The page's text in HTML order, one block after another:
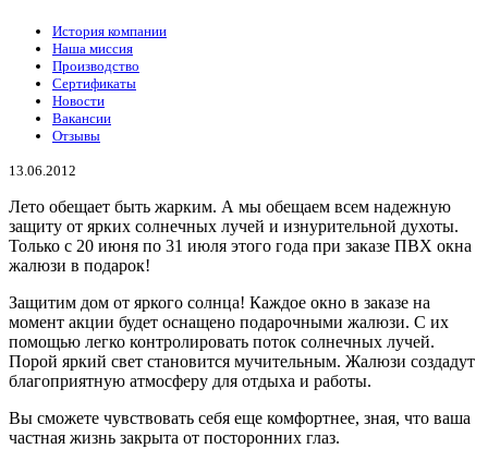
История компании
Наша миссия
Производство
Сертификаты
Новости
Вакансии
Отзывы
13.06.2012
Лето обещает быть жарким. А мы обещаем всем надежную
защиту от ярких солнечных лучей и изнурительной духоты.
Только с 20 июня по 31 июля этого года при заказе ПВХ окна
жалюзи в подарок!
Защитим дом от яркого солнца! Каждое окно в заказе на
момент акции будет оснащено подарочными жалюзи. С их
помощью легко контролировать поток солнечных лучей.
Порой яркий свет становится мучительным. Жалюзи создадут
благоприятную атмосферу для отдыха и работы.
Вы сможете чувствовать себя еще комфортнее, зная, что ваша
частная жизнь закрыта от посторонних глаз.